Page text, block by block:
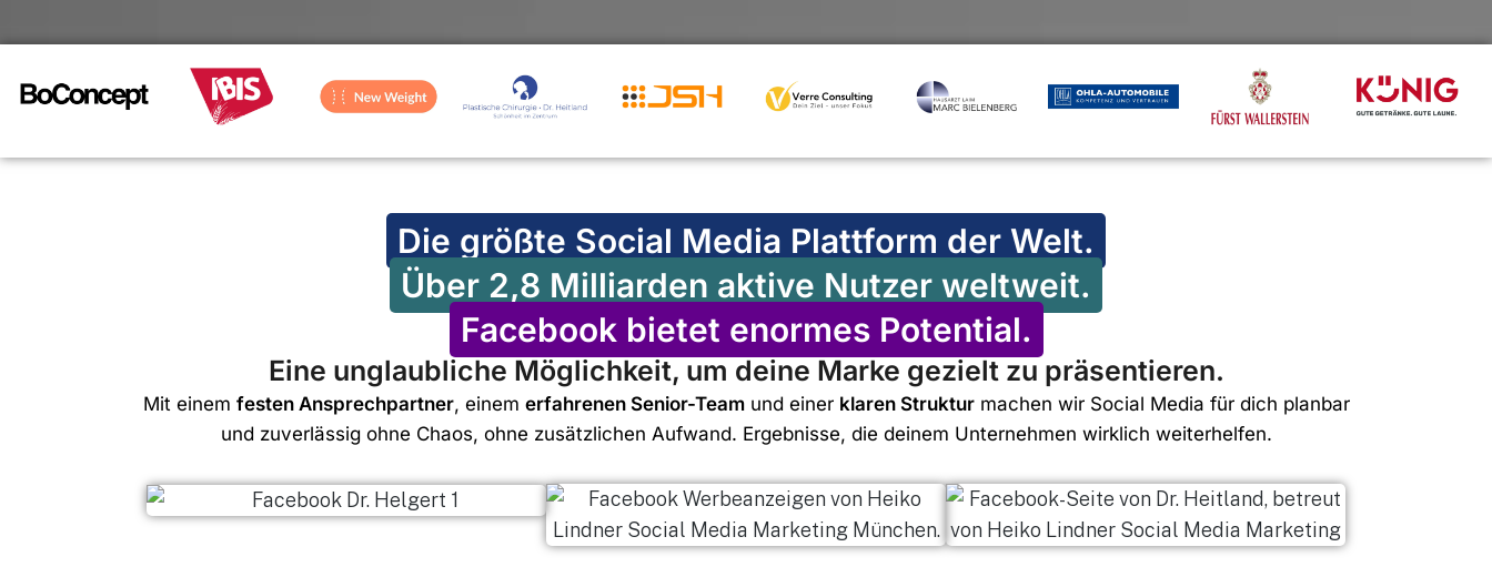
Die größte Social Media Plattform der Welt.
Über 2,8 Milliarden aktive Nutzer weltweit.
Facebook bietet enormes Potential.
Eine unglaubliche Möglichkeit, um deine Marke gezielt zu präsentieren.
Mit einem festen Ansprechpartner, einem erfahrenen Senior-Teamund einer klaren Strukturmachen wir Social Media für dich planbar
und zuverlässig ohne Chaos, ohne zusätzlichen Aufwand. Ergebnisse, die deinem Unternehmen wirklich weiterhelfen.